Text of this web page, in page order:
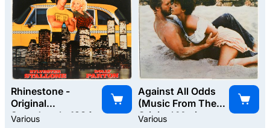
Rhinestone -
Original
Soundtrack, 1984
Various
Against All Odds
(Music From The
Original Motion
Various